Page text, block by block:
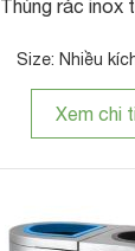
Thùng rác inox
Size: Nhiều
Xem chi